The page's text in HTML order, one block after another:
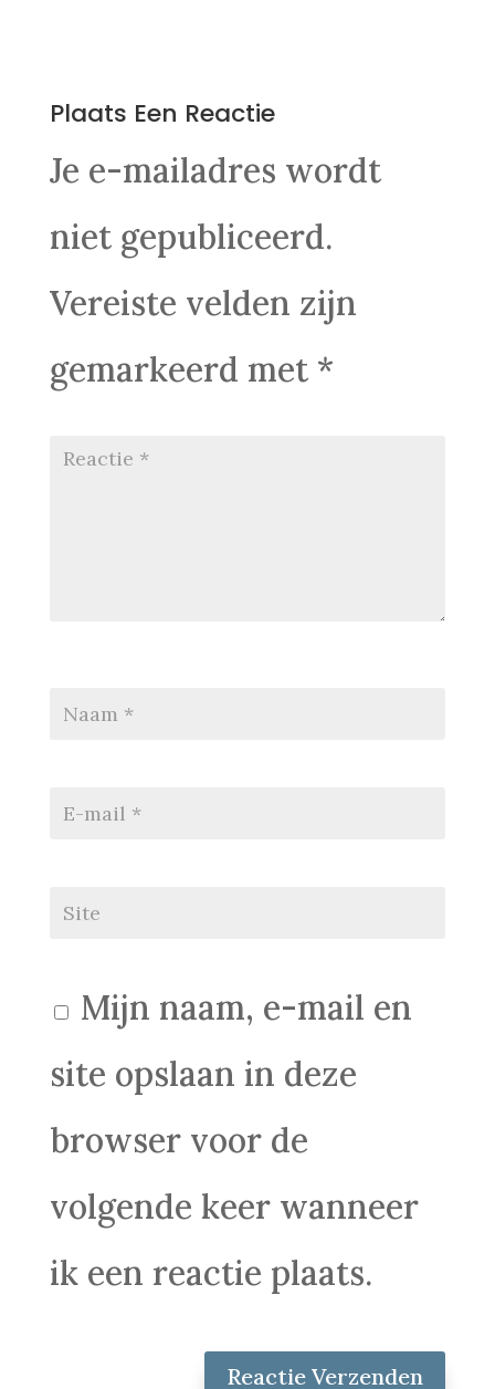
Plaats Een Reactie
Je e-mailadres wordt
niet gepubliceerd.
Vereiste velden zijn
gemarkeerd met *
Mijn naam, e-mail en
site opslaan in deze
browser voor de
volgende keer wanneer
ik een reactie plaats.
Reactie Verzenden